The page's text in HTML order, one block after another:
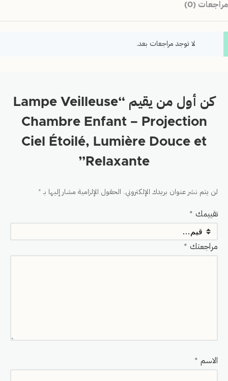
مراجعات (0)
لا توجد مراجعات بعد.
كن أول من يقيم “Lampe Veilleuse
Chambre Enfant – Projection
Ciel Étoilé, Lumière Douce et
Relaxante”
لن يتم نشر عنوان بريدك الإلكتروني. الحقول الإلزامية مشار إليها بـ *
تقييمك *
مراجعتك *
الاسم *